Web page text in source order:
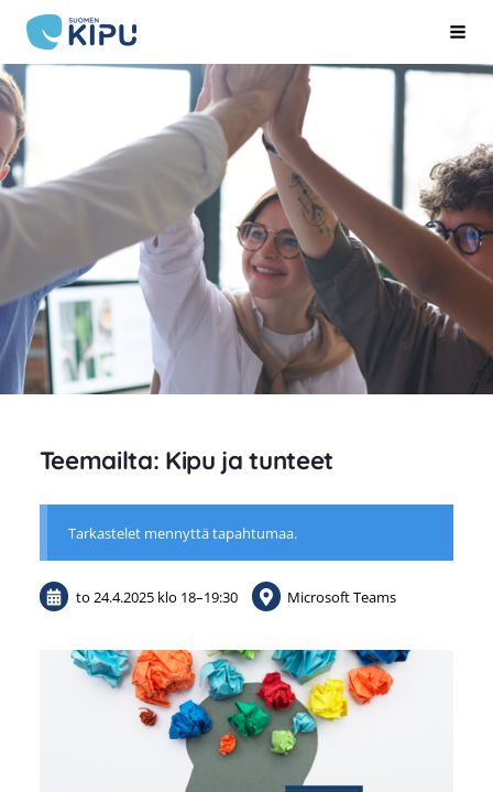
Siirry
sivun
sisältöön
Suomen Kipu ry
Teemailta: Kipu ja tunteet
Tarkastelet mennyttä tapahtumaa.
to 24.4.2025 klo 18–19:30 Microsoft Teams